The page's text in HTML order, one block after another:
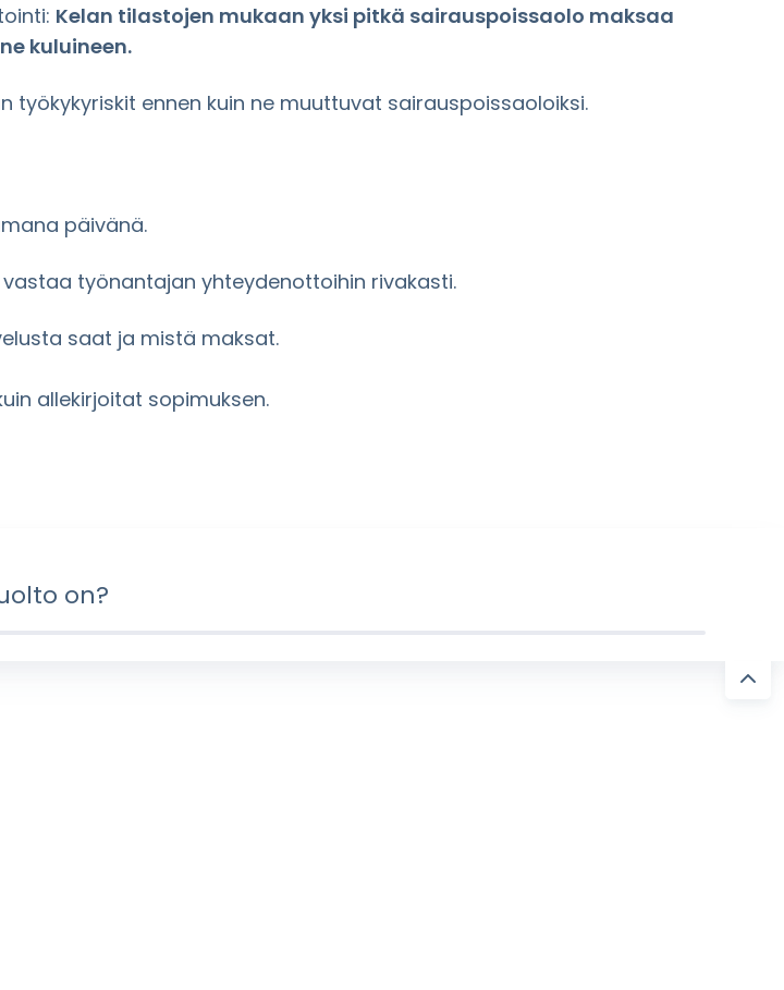
Kelan tilastojen mukaan yksi pitkä sairauspoissaolo maksaa
kuluineen.
ennen kuin ne muuttuvat sairauspoissaoloiksi.
päivänä.
työnantajan yhteydenottoihin rivakasti.
saat ja mistä maksat.
allekirjoitat sopimuksen.
on?